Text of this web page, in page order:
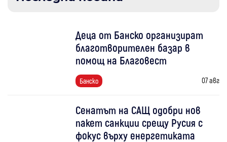
Деца от Банско организират
благотворителен базар в
помощ на Благовест
Банско 07 авг
Сенатът на САЩ одобри нов
пакет санкции срещу Русия с
фокус върху енергетиката